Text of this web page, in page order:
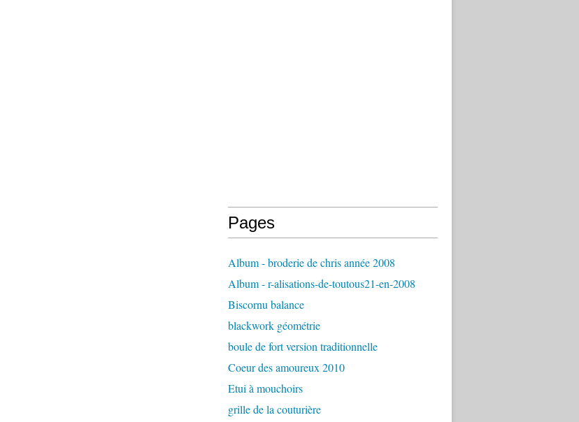
Pages
Album - broderie de chris année 2008
Album - r-alisations-de-toutous21-en-2008
Biscornu balance
blackwork géométrie
boule de fort version traditionnelle
Coeur des amoureux 2010
Etui à mouchoirs
grille de la couturière